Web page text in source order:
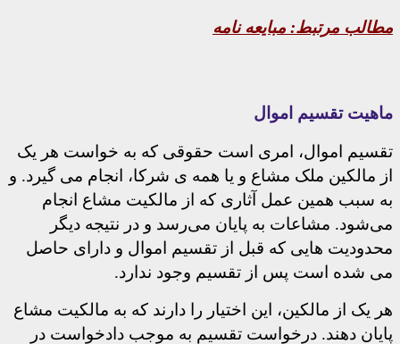
مطالب مرتبط: مبایعه نامه
ماهیت تقسیم اموال
تقسیم اموال، امری است حقوقی که به خواست هر یک
از مالکین ملک مشاع و یا همه ی شرکا، انجام می گیرد. و
به سبب همین عمل آثاری که از مالکیت مشاع انجام
می‌شود. مشاعات به پایان می‌رسد و در نتیجه دیگر
محدودیت هایی که قبل از تقسیم اموال و دارای حاصل
می شده است پس از تقسیم وجود ندارد.
هر یک از مالکین، این اختیار را دارند که به مالکیت مشاع
پایان دهند. درخواست تقسیم به موجب دادخواست در